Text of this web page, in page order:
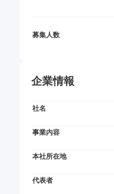
募集人数
企業情報
社名
事業内容
本社所在地
代表者